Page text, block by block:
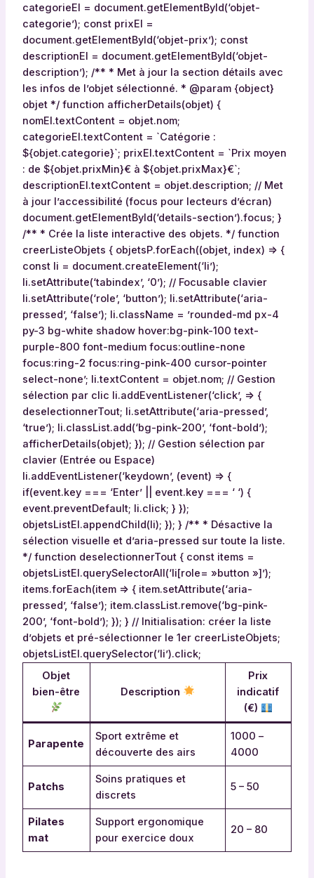
categorieEl = document.getElementById(‘objet-
categorie’); const prixEl =
document.getElementById(‘objet-prix’); const
descriptionEl = document.getElementById(‘objet-
description’); /** * Met à jour la section détails avec
les infos de l’objet sélectionné. * @param {object}
objet */ function afficherDetails(objet) {
nomEl.textContent = objet.nom;
categorieEl.textContent = `Catégorie :
${objet.categorie}`; prixEl.textContent = `Prix moyen
: de ${objet.prixMin}€ à ${objet.prixMax}€`;
descriptionEl.textContent = objet.description; // Met
à jour l’accessibilité (focus pour lecteurs d’écran)
document.getElementById(‘details-section’).focus; }
/** * Crée la liste interactive des objets. */ function
creerListeObjets { objetsP.forEach((objet, index) => {
const li = document.createElement(‘li’);
li.setAttribute(‘tabindex’, ‘0’); // Focusable clavier
li.setAttribute(‘role’, ‘button’); li.setAttribute(‘aria-
pressed’, ‘false’); li.className = ’rounded-md px-4
py-3 bg-white shadow hover:bg-pink-100 text-
purple-800 font-medium focus:outline-none
focus:ring-2 focus:ring-pink-400 cursor-pointer
select-none’; li.textContent = objet.nom; // Gestion
sélection par clic li.addEventListener(‘click’, => {
deselectionnerTout; li.setAttribute(‘aria-pressed’,
‘true’); li.classList.add(‘bg-pink-200’, ‘font-bold’);
afficherDetails(objet); }); // Gestion sélection par
clavier (Entrée ou Espace)
li.addEventListener(‘keydown’, (event) => {
if(event.key === ‘Enter’ || event.key === ‘ ‘) {
event.preventDefault; li.click; } });
objetsListEl.appendChild(li); }); } /** * Désactive la
sélection visuelle et d’aria-pressed sur toute la liste.
*/ function deselectionnerTout { const items =
objetsListEl.querySelectorAll(‘li[role= »button »]’);
items.forEach(item => { item.setAttribute(‘aria-
pressed’, ‘false’); item.classList.remove(‘bg-pink-
200’, ‘font-bold’); }); } // Initialisation: créer la liste
d’objets et pré-sélectionner le 1er creerListeObjets;
objetsListEl.querySelector(‘li’).click;
Objet
bien-être
Description
Prix
indicatif
(€)
Parapente
Sport extrême et
découverte des airs
1000 –
4000
Patchs
Soins pratiques et
discrets
5 – 50
Pilates
mat
Support ergonomique
pour exercice doux
20 – 80